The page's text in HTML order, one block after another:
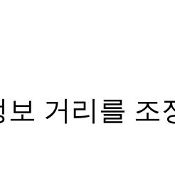
거리를 조